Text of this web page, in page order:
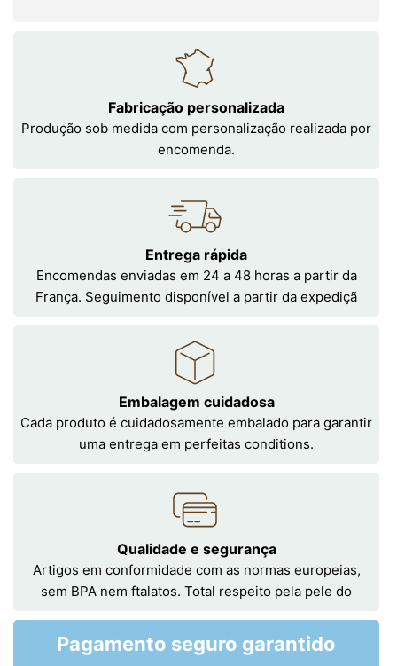
Fabricação personalizada
Produção sob medida com personalização realizada por
encomenda.
Entrega rápida
Encomendas enviadas em 24 a 48 horas a partir da
França. Seguimento disponível a partir da expediçã
Embalagem cuidadosa
Cada produto é cuidadosamente embalado para garantir
uma entrega em perfeitas conditions.
Qualidade e segurança
Artigos em conformidade com as normas europeias,
sem BPA nem ftalatos. Total respeito pela pele do
Pagamento seguro garantido